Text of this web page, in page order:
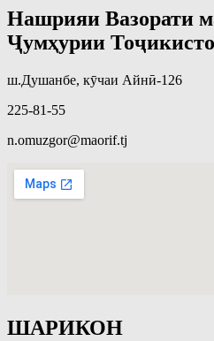
Нашрияи Вазорати
Ҷумҳурии
ш.Душанбе, кӯчаи Айнӣ-126
225-81-55
n.omuzgor@maorif.tj
ШАРИКОН